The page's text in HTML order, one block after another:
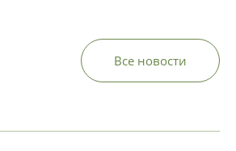
Все новости